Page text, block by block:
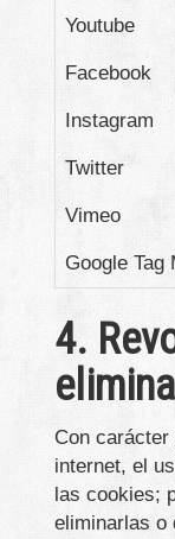
Youtube
Facebook
Instagram
Twitter
Vimeo
Google Tag
4.
Con
internet, el
las cookies;
eliminarlas o